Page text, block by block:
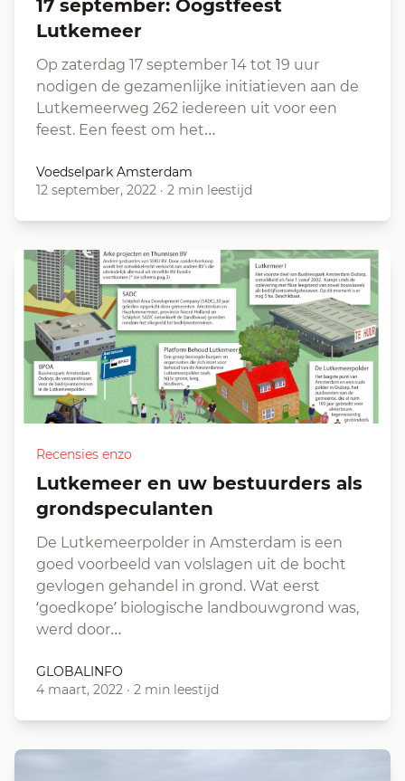
17 september: Oogstfeest
Lutkemeer
Op zaterdag 17 september 14 tot 19 uur
nodigen de gezamenlijke initiatieven aan de
Lutkemeerweg 262 iedereen uit voor een
feest. Een feest om het…
Voedselpark Amsterdam
12 september, 2022 · 2 min leestijd
Recensies enzo
Lutkemeer en uw bestuurders als
grondspeculanten
De Lutkemeerpolder in Amsterdam is een
goed voorbeeld van volslagen uit de bocht
gevlogen gehandel in grond. Wat eerst
‘goedkope’ biologische landbouwgrond was,
werd door…
GLOBALINFO
4 maart, 2022 · 2 min leestijd